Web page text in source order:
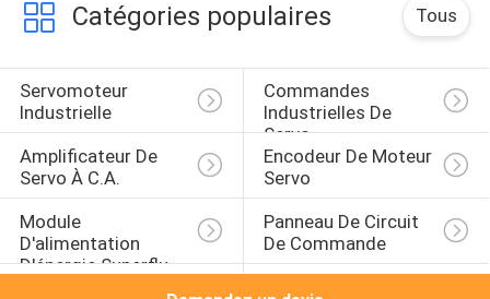
Catégories populaires Tous
Servomoteur
Industrielle
Commandes
Industrielles De
Servo
Amplificateur De
Servo À C.A.
Encodeur De Moteur
Servo
Module
D'alimentation
D'énergie Superflu
Panneau De Circuit
De Commande